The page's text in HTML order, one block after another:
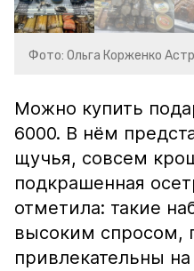
Фото: Ольга Корженко
Можно купить
6000. В нём
щучья, совсем
подкрашенная
отметила: такие
высоким спросом,
привлекательны